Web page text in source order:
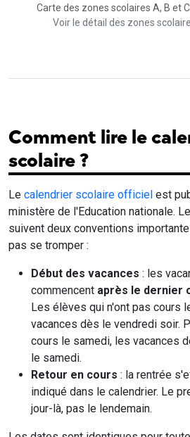
Carte des zones scolaires A, B et
Voir le détail des zones
Comment lire le
scolaire ?
Le calendrier scolaire officiel est
ministère de l'Education nationale.
suivent deux conventions
pas se tromper :
Début des vacances : les
commencent après le dernier
Les élèves qui n'ont pas cours
vacances dès le vendredi soir.
cours le samedi, les vacances
le samedi.
Retour en cours : la rentrée
indiqué dans le calendrier. Le
jour-là, pas le lendemain.